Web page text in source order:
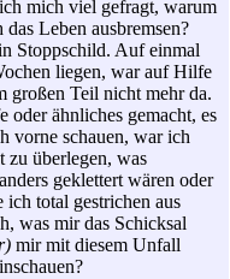
mich viel gefragt, warum
Leben ausbremsen?
Stoppschild. Auf einmal
liegen, war auf Hilfe
großen Teil nicht mehr da.
ähnliches gemacht, es
vorne schauen, war ich
überlegen, was
geklettert wären oder
ich total gestrichen aus
was mir das Schicksal
mir mit diesem Unfall